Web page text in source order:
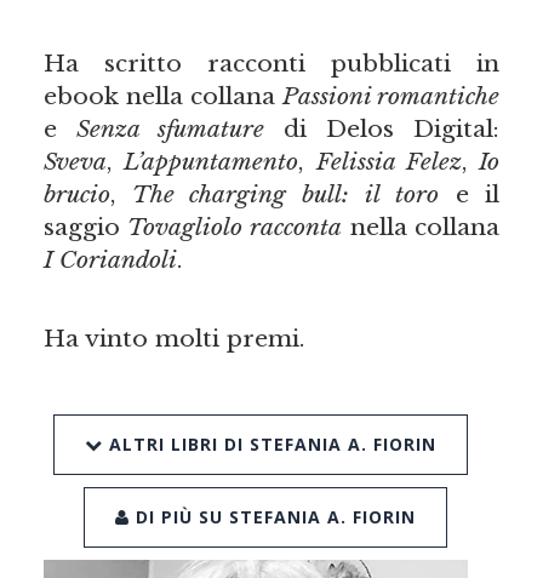
Ha scritto racconti pubblicati in
ebook nella collanaPassioni romantiche
e Senza sfumaturedi Delos Digital:
Sveva,L’appuntamento,Felissia Felez,Io
brucio, The charging bull: il toroe il
saggio Tovagliolo racconta nella collana
I Coriandoli.
Ha vinto molti premi.
ALTRI LIBRI DI STEFANIA A. FIORIN
DI PIÙ SU STEFANIA A. FIORIN